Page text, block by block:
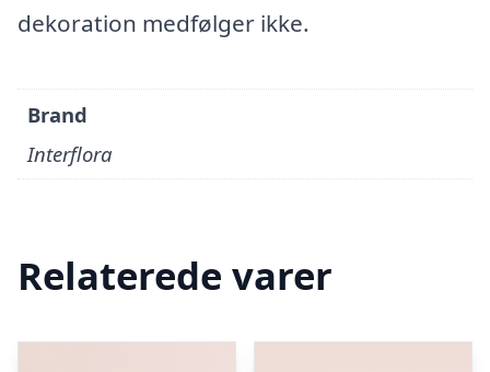
dekoration medfølger ikke.
Brand
Interflora
Relaterede varer